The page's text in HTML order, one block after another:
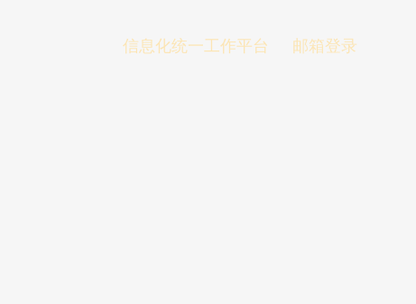
信息化统一工作平台 邮箱登录